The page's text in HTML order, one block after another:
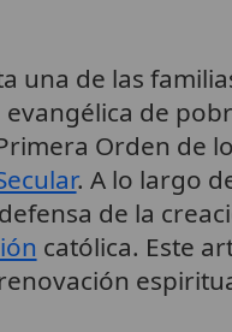
una de las
de
Orden de
. A lo largo
de la
católica. Este